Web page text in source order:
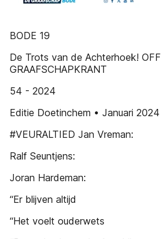
BODE 19
De Trots van de Achterhoek!
GRAAFSCHAPKRANT
54 - 2024
Editie Doetinchem • Januari 2024
#VEURALTIED Jan Vreman:
Ralf Seuntjens:
Joran Hardeman:
“Er blijven altijd
“Het voelt ouderwets